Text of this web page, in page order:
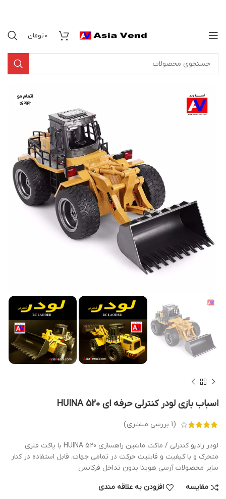
0تومان
اتمام مو
جودی
اسباب بازی لودر کنترلی حرفه ای HUINA 520
(
1 بررسی مشتری)
لودر رادیو کنترلی / ماکت ماشین راهسازی HUINA 520 با پاکت فلزی
متحرک و با کیفیت و قابلیت حرکت در تمامی جهات. قابل استفاده در کنار
سایر محصولات آرسی هوینا بدون تداخل فرکانس
مقایسه افزودن به علاقه مندی